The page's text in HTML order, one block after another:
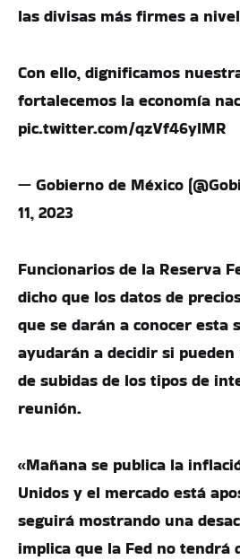
las divisas más firmes a
Con ello, dignificamos
fortalecemos la economía
pic.twitter.com/qzVf46ylMR
— Gobierno de México
11, 2023
Funcionarios de la Reserva
dicho que los datos de
que se darán a conocer esta
ayudarán a decidir si
de subidas de los tipos de
reunión.
«Mañana se publica la
Unidos y el mercado está
seguirá mostrando una
implica que la Fed no tendrá